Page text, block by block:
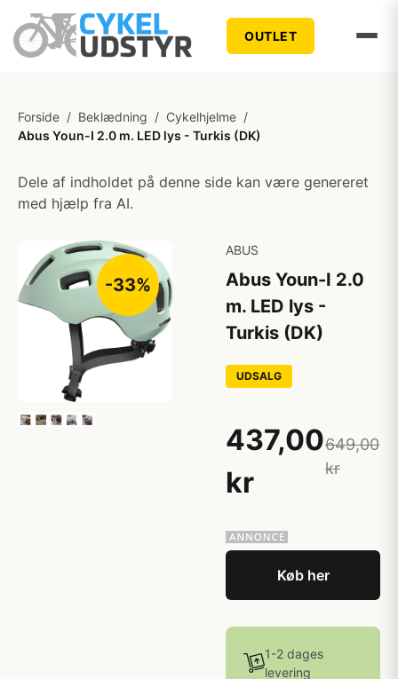
OUTLET
Forside / Beklædning / Cykelhjelme /
Abus Youn-I 2.0 m. LED lys - Turkis (DK)
Dele af indholdet på denne side kan være genereret
med hjælp fra AI.
-33%
ABUS
Abus Youn-I 2.0
m. LED lys -
Turkis (DK)
UDSALG
437,00
kr
649,00
kr
Køb her
1-2 dages
levering